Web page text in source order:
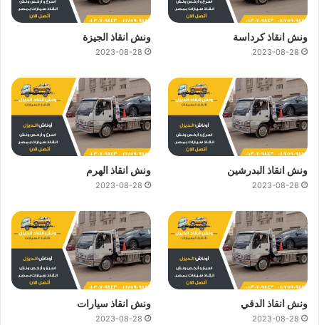
ونش انقاذ كرداسة
2023-08-28
ونش انقاذ الجيزة
2023-08-28
ونش انقاذ البدرشين
2023-08-28
ونش انقاذ الهرم
2023-08-28
ونش انقاذ الدقي
2023-08-28
ونش انقاذ سيارات
2023-08-28